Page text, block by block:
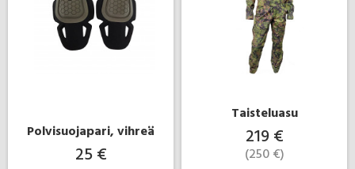
Polvisuojapari, vihreä
25 €
Taisteluasu
219 €
(250 €)